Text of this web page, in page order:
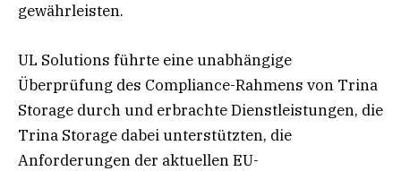
gewährleisten.
UL Solutions führte eine unabhängige
Überprüfung des Compliance-Rahmens von Trina
Storage durch und erbrachte Dienstleistungen, die
Trina Storage dabei unterstützten, die
Anforderungen der aktuellen EU-